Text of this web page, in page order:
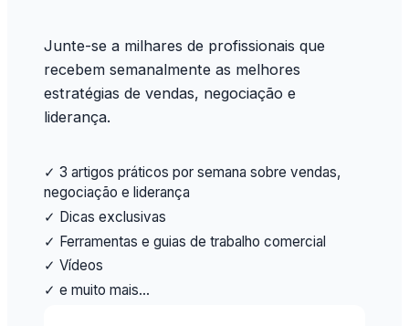
Junte-se a milhares de profissionais que
recebem semanalmente as melhores
estratégias de vendas, negociação e
liderança.
✓ 3 artigos práticos por semana sobre vendas,
negociação e liderança
✓ Dicas exclusivas
✓ Ferramentas e guias de trabalho comercial
✓ Vídeos
✓ e muito mais…